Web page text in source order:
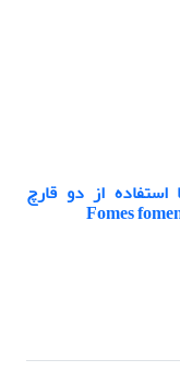
استفاده از دو قارچ